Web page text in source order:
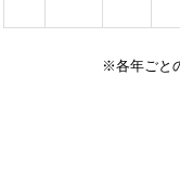
※各年ごと